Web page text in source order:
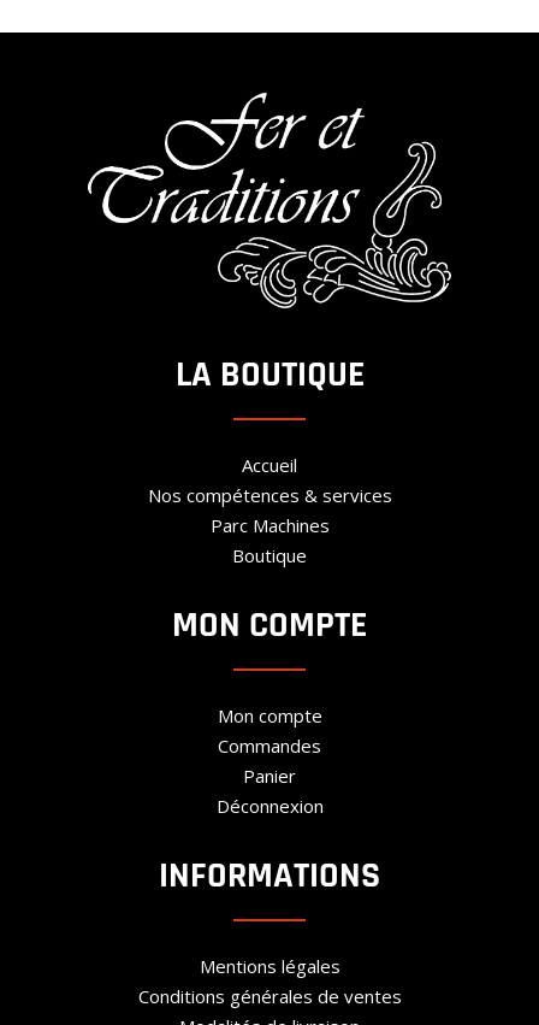
LA BOUTIQUE
Accueil
Nos compétences & services
Parc Machines
Boutique
MON COMPTE
Mon compte
Commandes
Panier
Déconnexion
INFORMATIONS
Mentions légales
Conditions générales de ventes